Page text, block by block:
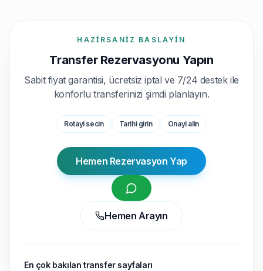
HAZIRSANIZ BASLAYIN
Transfer Rezervasyonu Yapın
Sabit fiyat garantisi, ücretsiz iptal ve 7/24 destek ile
konforlu transferinizi şimdi planlayın.
Rotayi secin Tarihi girin Onayi alin
Hemen Rezervasyon Yap
Hemen Arayın
En çok bakılan transfer sayfaları